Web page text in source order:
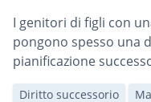
I genitori di figli con
pongono spesso una
pianificazione
esplicitamente della
Diritto successorio